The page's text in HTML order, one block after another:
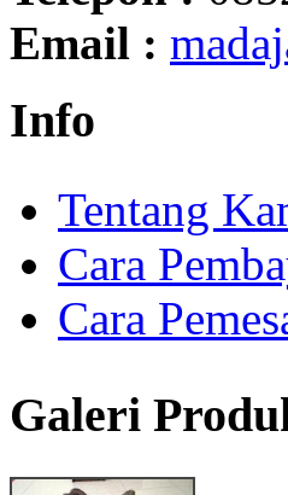
Email :
Info
Tentang
Cara
Cara
Galeri